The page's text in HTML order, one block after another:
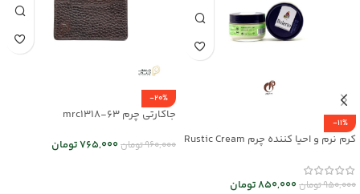
-11%
کرم نرم و احیا کننده چرم Rustic Cream
950,000تومان850,000تومان
-20%
جاکارتی چرم mrc1318-63
960,000تومان765,000تومان